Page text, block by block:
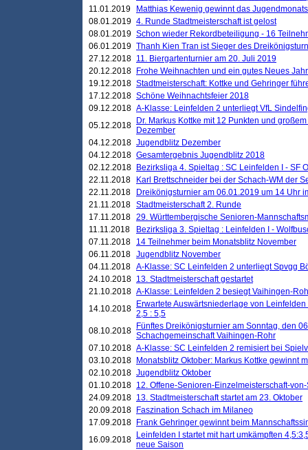
11.01.2019
Matthias Kewenig gewinnt das
08.01.2019 4. Runde Stadtmeisterschaft ist gelost
08.01.2019 Schon wieder Rekordbeteiligung - 16
06.01.2019 Thanh Kien Tran ist Sieger des
27.12.2018 11. Biergartenturnier am 20. Juli 2019
20.12.2018
Frohe Weihnachten und ein gutes Neues
19.12.2018 Stadtmeisterschaft: Kottke und Gehringer
17.12.2018 Schöne Weihnachtsfeier 2018
09.12.2018 A-Klasse: Leinfelden 2 unterliegt VfL
05.12.2018
Dr. Markus Kottke mit 12 Punkten und
Dezember
04.12.2018 Jugendblitz Dezember
04.12.2018 Gesamtergebnis Jugendblitz 2018
02.12.2018
Bezirksliga 4. Spieltag : SC Leinfelden I - SF
22.11.2018
Karl Brettschneider bei der Schach-WM der
22.11.2018
Dreikönigsturnier am 06.01.2019 um 14 Uhr
21.11.2018 Stadtmeisterschaft 2. Runde
17.11.2018 29. Württembergische Senioren-
11.11.2018
Bezirksliga 3. Spieltag : Leinfelden I -
07.11.2018
14 Teilnehmer beim Monatsblitz November
06.11.2018 Jugendblitz November
04.11.2018 A-Klasse: SC Leinfelden 2 unterliegt Spvgg
24.10.2018 13. Stadtmeisterschaft gestartet
21.10.2018 A-Klasse: Leinfelden 2 besiegt Vaihingen-
14.10.2018
Erwartete Auswärtsniederlage von
2,5 : 5,5
08.10.2018
Fünftes Dreikönigsturnier am Sonntag, den
Schachgemeinschaft Vaihingen-Rohr
07.10.2018 A-Klasse: SC Leinfelden 2 remisiert bei
03.10.2018
Monatsblitz Oktober: Markus Kottke gewinnt
02.10.2018 Jugendblitz Oktober
01.10.2018 12. Offene-Senioren-Einzelmeisterschaft-
24.09.2018 13. Stadtmeisterschaft startet am 23. Oktober
20.09.2018
Faszination Schach im Milaneo
17.09.2018
Frank Gehringer gewinnt beim
16.09.2018
Leinfelden I startet mit hart umkämpften
neue Saison